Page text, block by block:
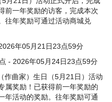
前一年奖励的访客，完成本次
往年奖励可通过活动商城兑
年05月21日23点59分
- 2026年05月24日23点59分
作曲家）生日（5月21日）活动
属奖励！已获得前一年奖励的
年活动的奖励。往年奖励可通